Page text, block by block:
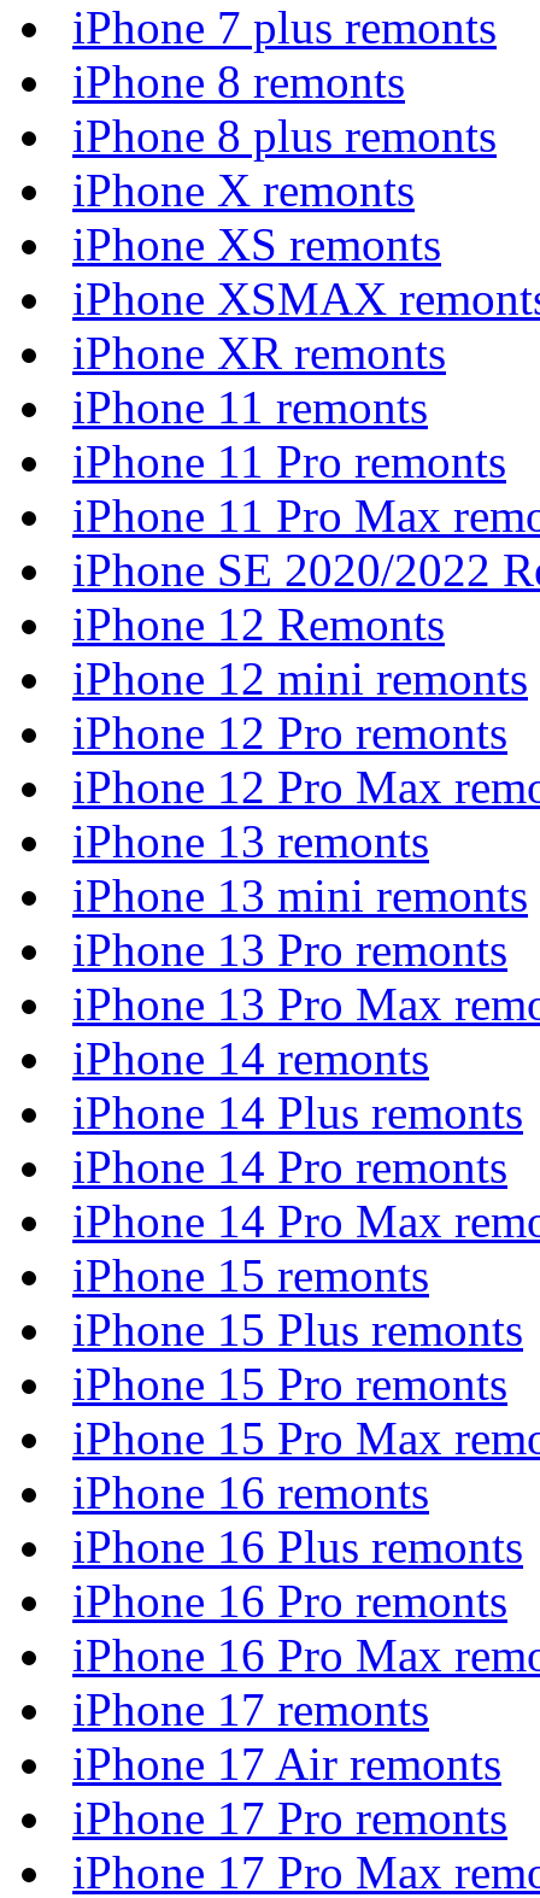
iPhone 7 plus remonts
iPhone 8 remonts
iPhone 8 plus remonts
iPhone X remonts
iPhone XS remonts
iPhone XSMAX
iPhone XR remonts
iPhone 11 remonts
iPhone 11 Pro remonts
iPhone 11 Pro Max
iPhone SE 2020/2022
iPhone 12 Remonts
iPhone 12 mini remonts
iPhone 12 Pro remonts
iPhone 12 Pro Max
iPhone 13 remonts
iPhone 13 mini remonts
iPhone 13 Pro remonts
iPhone 13 Pro Max
iPhone 14 remonts
iPhone 14 Plus remonts
iPhone 14 Pro remonts
iPhone 14 Pro Max
iPhone 15 remonts
iPhone 15 Plus remonts
iPhone 15 Pro remonts
iPhone 15 Pro Max
iPhone 16 remonts
iPhone 16 Plus remonts
iPhone 16 Pro remonts
iPhone 16 Pro Max
iPhone 17 remonts
iPhone 17 Air remonts
iPhone 17 Pro remonts
iPhone 17 Pro Max